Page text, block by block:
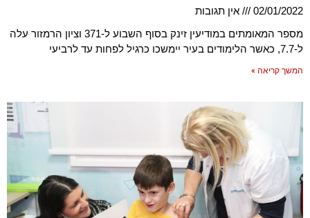
02/01/2022
אין תגובות
מספר המאומתים במודיעין זינק בסוף השבוע ל-371 וציון הרמזור עלה
ל-7.7, כאשר הלימודים בעיר יימשכו כרגיל לפחות עד לרביעי
המשך קריאה »